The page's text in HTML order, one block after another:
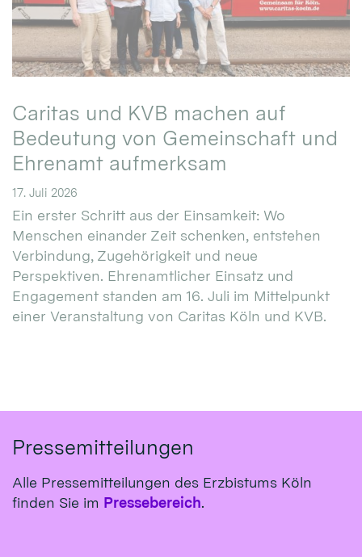
Caritas und KVB machen auf
Bedeutung von Gemeinschaft und
Ehrenamt aufmerksam
17. Juli 2026
Ein erster Schritt aus der Einsamkeit: Wo
Menschen einander Zeit schenken, entstehen
Verbindung, Zugehörigkeit und neue
Perspektiven. Ehrenamtlicher Einsatz und
Engagement standen am 16. Juli im Mittelpunkt
einer Veranstaltung von Caritas Köln und KVB.
Pressemitteilungen
Alle Pressemitteilungen des Erzbistums Köln
finden Sie im Pressebereich.